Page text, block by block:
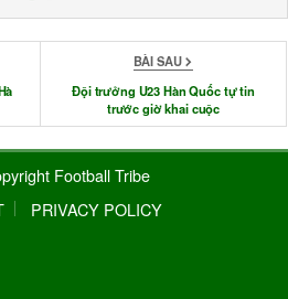
BÀI SAU
Đội trưởng U23 Hàn Quốc tự tin
trước giờ khai cuộc
Football Tribe
PRIVACY POLICY